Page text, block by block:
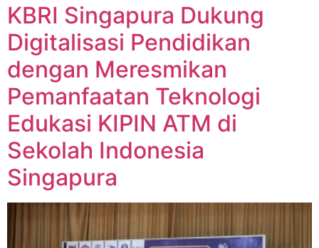
KBRI Singapura Dukung
Digitalisasi Pendidikan
dengan Meresmikan
Pemanfaatan Teknologi
Edukasi KIPIN ATM di
Sekolah Indonesia
Singapura